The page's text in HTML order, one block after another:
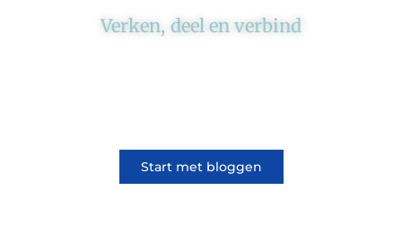
Verken, deel en verbind
Start met bloggen